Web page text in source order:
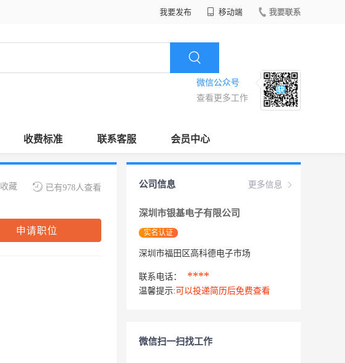
我要发布 移动端 我要联系
微信公众号
查看更多工作
收费标准 联系客服 会员中心
已有978人查看
收藏
申请职位
更多信息
公司信息
深圳市银基电子有限公司
实名认证
深圳市福田区高科德电子市场
联系电话： ****
温馨提示: 可以投递简历后免费查看
微信扫一扫找工作